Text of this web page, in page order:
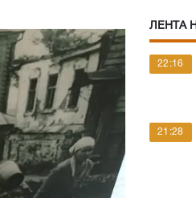
ЛЕНТА
22:16
21:28